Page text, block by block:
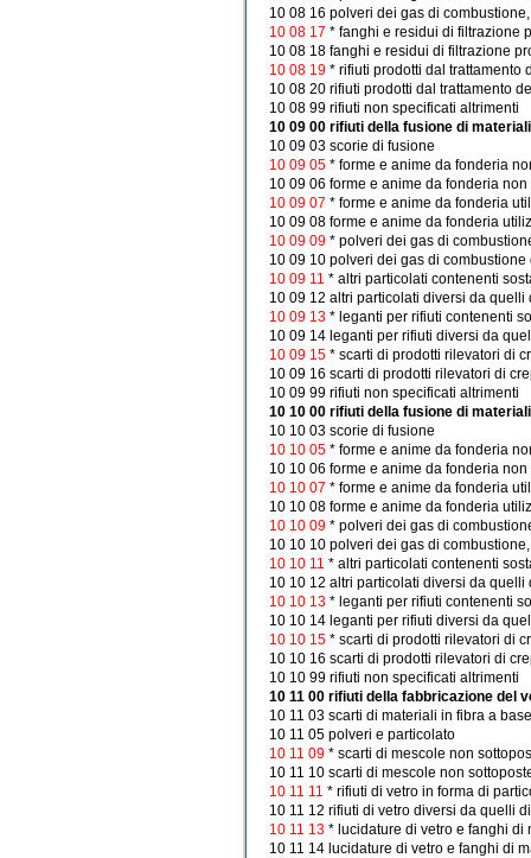
10 08 16 polveri dei gas di
10 08 17 * fanghi e residui di filtrazione
10 08 18 fanghi e residui di filtrazione
10 08 19 * rifiuti prodotti dal trattamento
10 08 20 rifiuti prodotti dal trattamento
10 08 99 rifiuti non specificati altrimenti
10 09 00 rifiuti della fusione di
10 09 03 scorie di fusione
10 09 05 * forme e anime da fonderia
10 09 06 forme e anime da fonderia
10 09 07 * forme e anime da fonderia
10 09 08 forme e anime da fonderia
10 09 09 * polveri dei gas di
10 09 10 polveri dei gas di
10 09 11 * altri particolati contenenti
10 09 12 altri particolati diversi da quelli
10 09 13 * leganti per rifiuti contenenti
10 09 14 leganti per rifiuti diversi da
10 09 15 * scarti di prodotti rilevatori di
10 09 16 scarti di prodotti rilevatori di
10 09 99 rifiuti non specificati altrimenti
10 10 00 rifiuti della fusione di
10 10 03 scorie di fusione
10 10 05 * forme e anime da fonderia
10 10 06 forme e anime da fonderia
10 10 07 * forme e anime da fonderia
10 10 08 forme e anime da fonderia
10 10 09 * polveri dei gas di
10 10 10 polveri dei gas di
10 10 11 * altri particolati contenenti
10 10 12 altri particolati diversi da quelli
10 10 13 * leganti per rifiuti contenenti
10 10 14 leganti per rifiuti diversi da
10 10 15 * scarti di prodotti rilevatori di
10 10 16 scarti di prodotti rilevatori di
10 10 99 rifiuti non specificati altrimenti
10 11 00 rifiuti della fabbricazione del
10 11 03 scarti di materiali in fibra a
10 11 05 polveri e particolato
10 11 09 * scarti di mescole non
10 11 10 scarti di mescole non
10 11 11 * rifiuti di vetro in forma di
10 11 12 rifiuti di vetro diversi da quelli
10 11 13 * lucidature di vetro e fanghi
10 11 14 lucidature di vetro e fanghi di